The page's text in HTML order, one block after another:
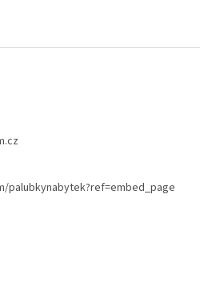
palubkynabytek?ref=embed_page